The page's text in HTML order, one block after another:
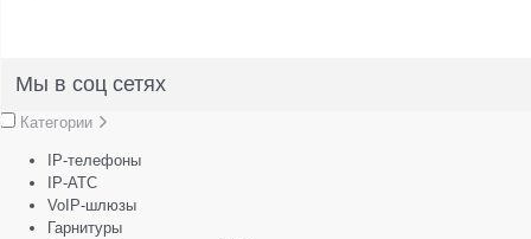
Мы в соц сетях
Категории
IP-телефоны
IP-АТС
VoIP-шлюзы
Гарнитуры